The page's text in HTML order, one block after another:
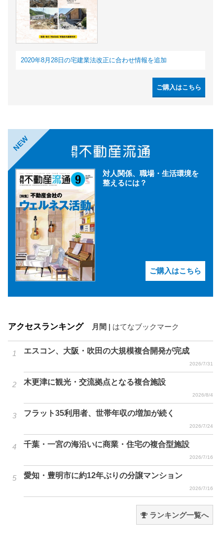
2020年8月28日の宅建業法改正に合わせ情報を追加
ご購入はこちら
NEW
対人関係、職場・生活環境を
整えるには？
ご購入はこちら
アクセスランキング 月間 はてなブックマーク
エスコン、大阪・吹田の大規模複合開発が完成
2026/7/31
木更津に観光・交流拠点となる複合施設
2026/8/4
フラット35利用者、世帯年収の増加が続く
2026/7/24
千葉・一宮の海沿いに商業・住宅の複合型施設
2026/7/16
愛知・豊明市に約12年ぶりの分譲マンション
2026/7/16
ランキング一覧へ